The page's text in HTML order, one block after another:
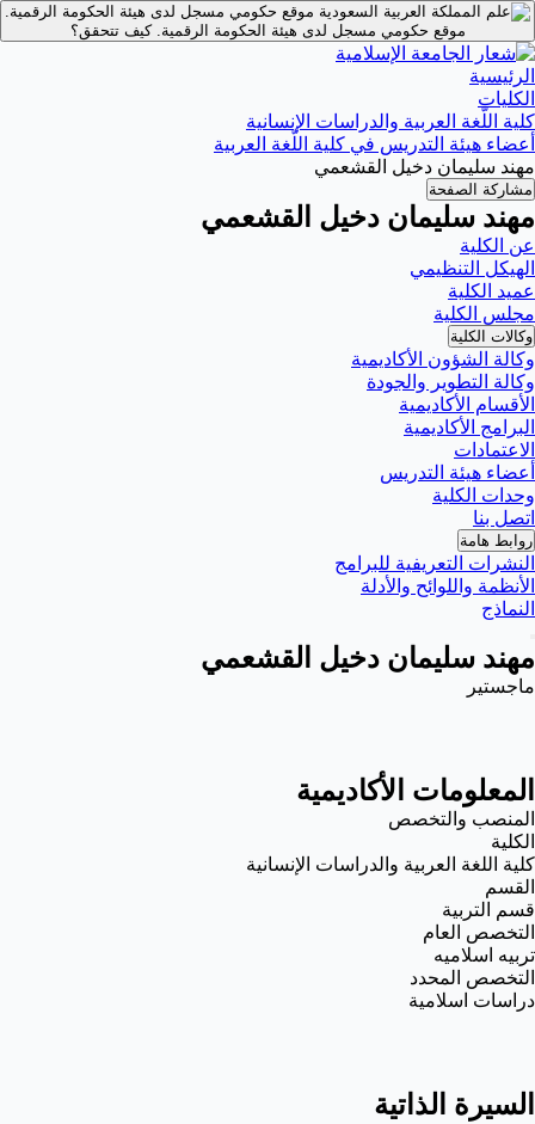
موقع حكومي مسجل لدى هيئة الحكومة الرقمية.
موقع حكومي مسجل لدى هيئة الحكومة الرقمية.كيف تتحقق؟
الرئيسية
الكليات
كلية اللّغة العربية والدراسات الإنسانية
أعضاء هيئة التدريس في كلية اللّغة العربية
مهند سليمان دخيل القشعمي
مشاركة الصفحة
مهند سليمان دخيل القشعمي
عن الكلية
الهيكل التنظيمي
عميد الكلية
مجلس الكلية
وكالات الكلية
وكالة الشؤون الأكاديمية
وكالة التطوير والجودة
الأقسام الأكاديمية
البرامج الأكاديمية
الاعتمادات
أعضاء هيئة التدريس
وحدات الكلية
اتصل بنا
روابط هامة
النشرات التعريفية للبرامج
الأنظمة واللوائح والأدلة
النماذج
مهند سليمان دخيل القشعمي
ماجستير
المعلومات الأكاديمية
المنصب والتخصص
الكلية
كلية اللغة العربية والدراسات الإنسانية
القسم
قسم التربية
التخصص العام
تربيه اسلاميه
التخصص المحدد
دراسات اسلامية
السيرة الذاتية